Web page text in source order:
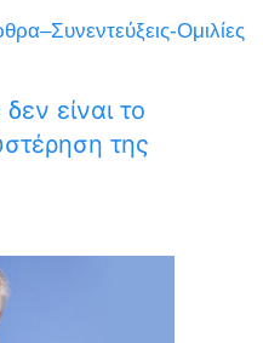
Ομιλίες
είναι το
της